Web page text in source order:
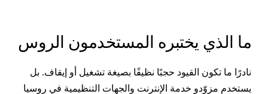
الذي يختبره المستخدمون الروس
ما تكون القيود حجبًا نظيفًا بصيغة تشغيل أو إيقاف. بل
مزوّدو خدمة الإنترنت والجهات التنظيمية في روسيا